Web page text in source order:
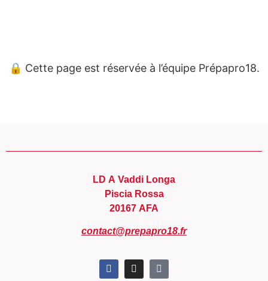
🔒 Cette page est réservée à l’équipe Prépapro18.
LD A Vaddi Longa
Piscia Rossa
20167 AFA
contact@prepapro18.fr